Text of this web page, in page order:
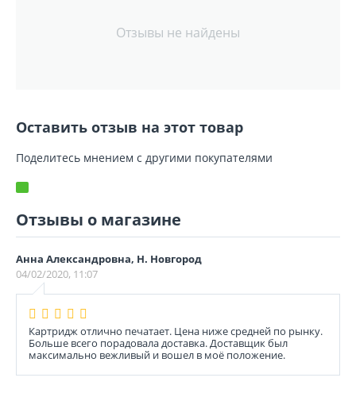
Отзывы не найдены
Оставить отзыв на этот товар
Поделитесь мнением с другими покупателями
Отзывы о магазине
Анна Александровна, Н. Новгород
04/02/2020, 11:07
Картридж отлично печатает. Цена ниже средней по рынку.
Больше всего порадовала доставка. Доставщик был
максимально вежливый и вошел в моё положение.